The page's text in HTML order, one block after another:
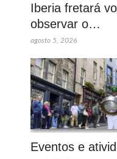
Iberia fretará
observar o…
agosto 5, 2026
Eventos e